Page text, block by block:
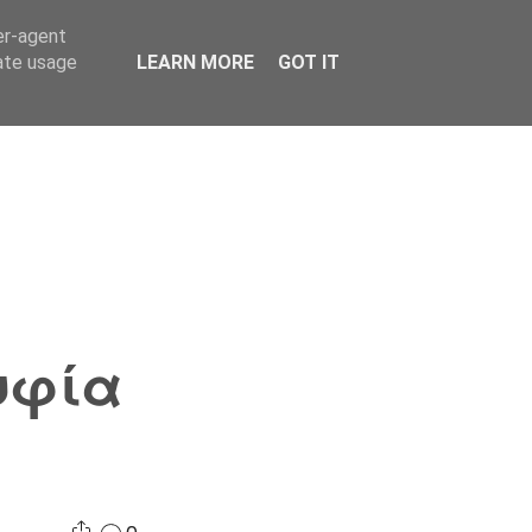
Σ.Α. Επικοινωνία Κόσμος
agent
usage
LEARN MORE GOT IT